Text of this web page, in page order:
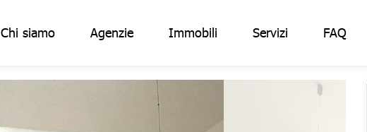
Chi siamo Agenzie Immobili Servizi FAQ